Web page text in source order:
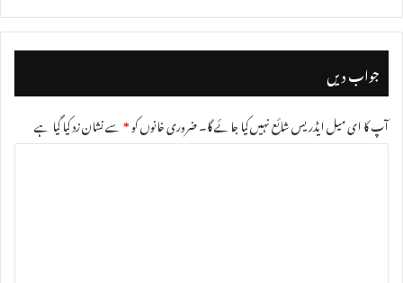
جواب دیں
آپ کا ای میل ایڈریس شائع نہیں کیا جائے گا۔ضروری خانوں کو*سے نشان زد کیا گیا ہے